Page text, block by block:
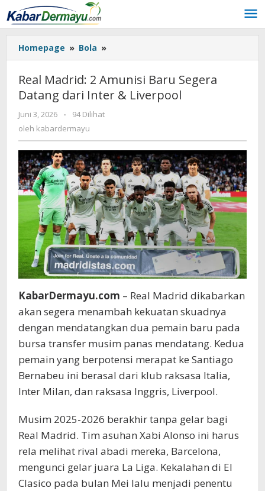
Lewati
ke
konten
Homepage » Bola »
Madrid:
Amunisi
Baru
&
Liverpool
Real Madrid: 2 Amunisi Baru Segera
Datang dari Inter & Liverpool
Juni 3, 2026
oleh
kabardermayu
-
94 Dilihat
oleh kabardermayu
KabarDermayu.com – Real Madrid dikabarkan
akan segera menambah kekuatan skuadnya
dengan mendatangkan dua pemain baru pada
bursa transfer musim panas mendatang. Kedua
pemain yang berpotensi merapat ke Santiago
Bernabeu ini berasal dari klub raksasa Italia,
Inter Milan, dan raksasa Inggris, Liverpool.
Musim 2025-2026 berakhir tanpa gelar bagi
Real Madrid. Tim asuhan Xabi Alonso ini harus
rela melihat rival abadi mereka, Barcelona,
mengunci gelar juara La Liga. Kekalahan di El
Clasico pada bulan Mei lalu menjadi penentu